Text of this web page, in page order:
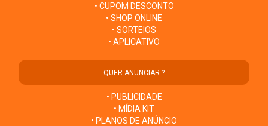
• CUPOM DESCONTO
• SHOP ONLINE
• SORTEIOS
• APLICATIVO
QUER ANUNCIAR ?
• PUBLICIDADE
• MÍDIA KIT
• PLANOS DE ANÚNCIO